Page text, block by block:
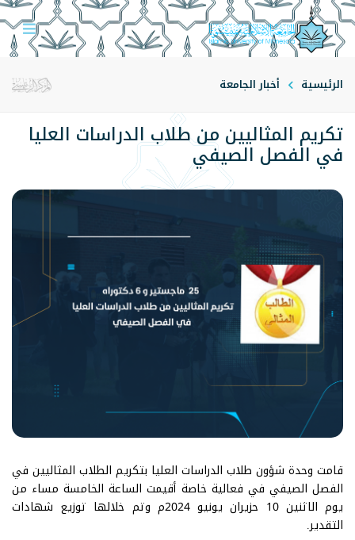
الرئيسية أخبار الجامعة
تكريم المثاليين من طلاب الدراسات العليا
في الفصل الصيفي
قامت وحدة شؤون طلاب الدراسات العليا بتكريم الطلاب المثاليين في
الفصل الصيفي في فعالية خاصة أقيمت الساعة الخامسة مساء من
يوم الاثنين 10 حزيران يونيو 2024م وتم خلالها توزيع شهادات
التقدير.